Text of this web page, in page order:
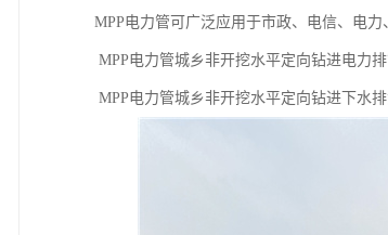
MPP电力管可广泛应用于市政、电信、电力
MPP电力管城乡非开挖水平定向钻进电力
MPP电力管城乡非开挖水平定向钻进下水